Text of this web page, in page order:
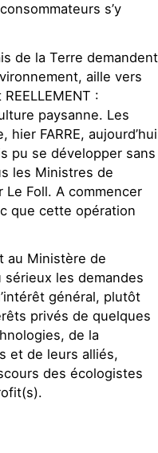
s’y
de la Terre demandent
aille vers
:
paysanne. Les
FARRE, aujourd’hui
pu se développer sans
les Ministres de
Le Foll. A commencer
que cette opération
au Ministère de
sérieux les demandes
général, plutôt
privés de quelques
de la
et de leurs alliés,
des écologistes